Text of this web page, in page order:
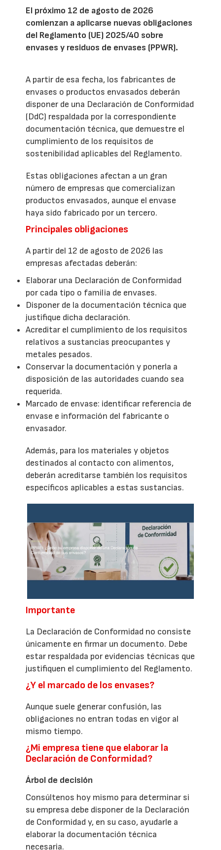
El próximo 12 de agosto de 2026
comienzan a aplicarse nuevas obligaciones
del Reglamento (UE) 2025/40 sobre
envases y residuos de envases (PPWR).
A partir de esa fecha, los fabricantes de
envases o productos envasados deberán
disponer de una Declaración de Conformidad
(DdC) respaldada por la correspondiente
documentación técnica, que demuestre el
cumplimiento de los requisitos de
sostenibilidad aplicables del Reglamento.
Estas obligaciones afectan a un gran
número de empresas que comercializan
productos envasados, aunque el envase
haya sido fabricado por un tercero.
Principales obligaciones
A partir del 12 de agosto de 2026 las
empresas afectadas deberán:
Elaborar una Declaración de Conformidad
por cada tipo o familia de envases.
Disponer de la documentación técnica que
justifique dicha declaración.
Acreditar el cumplimiento de los requisitos
relativos a sustancias preocupantes y
metales pesados.
Conservar la documentación y ponerla a
disposición de las autoridades cuando sea
requerida.
Marcado de envase: identificar referencia de
envase e información del fabricante o
envasador.
Además, para los materiales y objetos
destinados al contacto con alimentos,
deberán acreditarse también los requisitos
específicos aplicables a estas sustancias.
Importante
La Declaración de Conformidad no consiste
únicamente en firmar un documento. Debe
estar respaldada por evidencias técnicas que
justifiquen el cumplimiento del Reglamento.
¿Y el marcado de los envases?
Aunque suele generar confusión, las
obligaciones no entran todas en vigor al
mismo tiempo.
¿Mi empresa tiene que elaborar la
Declaración de Conformidad?
Árbol de decisión
Consúltenos hoy mismo para determinar si
su empresa debe disponer de la Declaración
de Conformidad y, en su caso, ayudarle a
elaborar la documentación técnica
necesaria.